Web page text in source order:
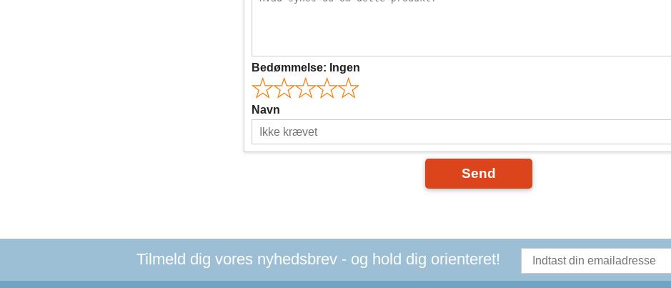
Bedømmelse: Ingen
Navn
Send
Tilmeld dig vores nyhedsbrev - og hold dig orienteret!